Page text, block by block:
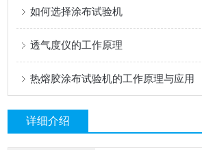
如何选择涂布试验机
透气度仪的工作原理
热熔胶涂布试验机的工作原理与应用
详细介绍